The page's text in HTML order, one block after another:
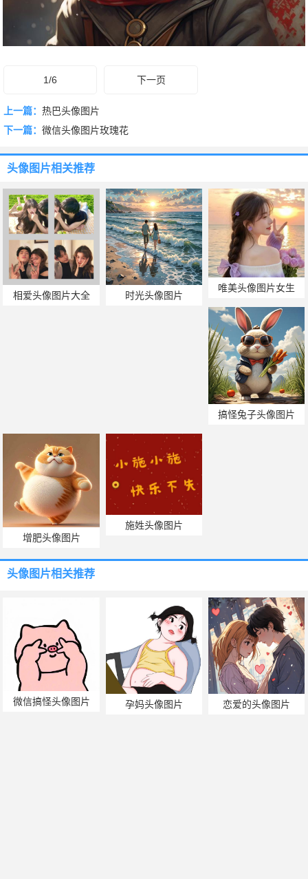
1/6 下一页
上一篇： 热巴头像图片
下一篇： 微信头像图片玫瑰花
头像图片相关推荐
相爱头像图片大全 时光头像图片
唯美头像图片女生
搞怪兔子头像图片
增肥头像图片
施姓头像图片
头像图片相关推荐
微信搞怪头像图片 孕妈头像图片 恋爱的头像图片